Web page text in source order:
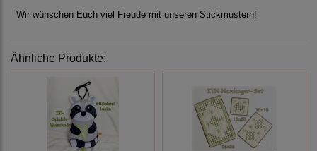
Wir wünschen Euch viel Freude mit unseren Stickmustern!
Ähnliche Produkte: